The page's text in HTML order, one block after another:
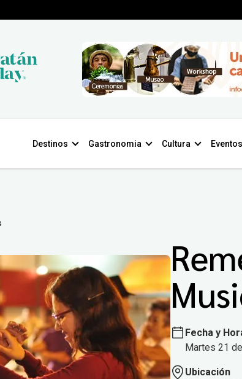
Destinos Gastronomia Cultura Eventos
Fecha y
Martes 21
Ubicación